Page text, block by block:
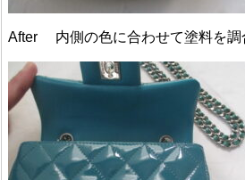
After 内側の色に合わせて塗料を調